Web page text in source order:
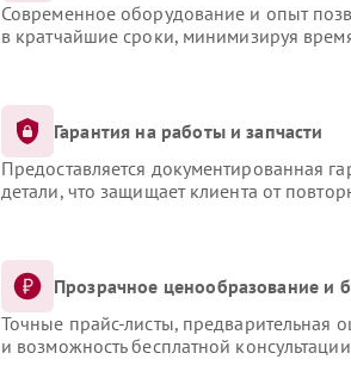
Современное оборудование и опыт
в кратчайшие сроки, минимизируя
Гарантия на работы и запчасти
Предоставляется документированная
детали, что защищает клиента от
Прозрачное ценообразование и
Точные прайс-листы, предварительная
и возможность бесплатной